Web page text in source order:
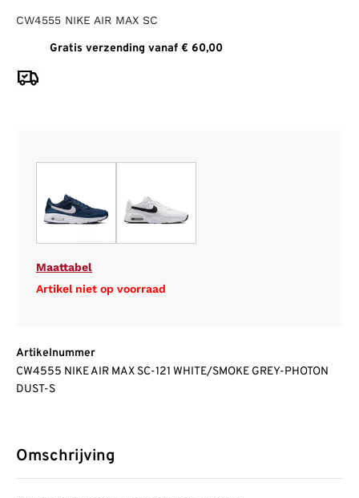
CW4555 NIKE AIR MAX SC
Gratis verzending vanaf € 60,00
Maattabel
Artikel niet op voorraad
Artikelnummer
CW4555 NIKE AIR MAX SC-121 WHITE/SMOKE GREY-PHOTON
DUST-S
Omschrijving